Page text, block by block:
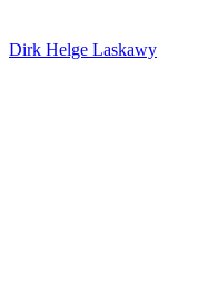
Dirk Helge Laskawy